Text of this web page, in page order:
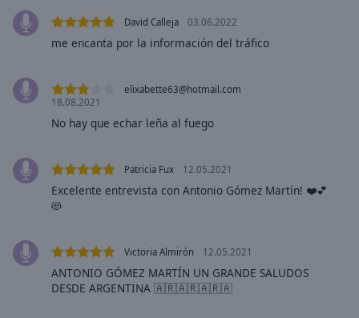
subtitles
settings,
opens
settings
dialog
subtitles
Audio
in-
Picture
Fullscreen
David Calleja 03.06.2022
me encanta por la información del tráfico
elixabette63@hotmail.com
18.08.2021
No hay que echar leña al fuego
Patricia Fux 12.05.2021
Excelente entrevista con Antonio Gómez Martín! ❤️💕
😻
Victoria Almirón 12.05.2021
ANTONIO GÓMEZ MARTÍN UN GRANDE SALUDOS
DESDE ARGENTINA 🇦🇷🇦🇷🇦🇷🇦